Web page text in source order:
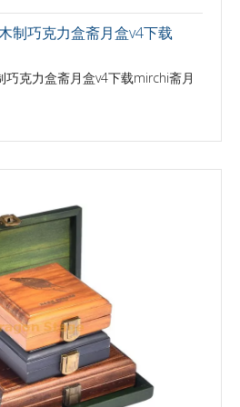
制巧克力盒斋月盒v4下载
巧克力盒斋月盒v4下载mirchi斋月